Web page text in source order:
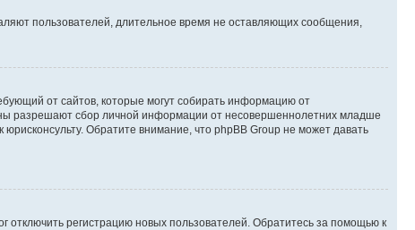
пользователей, длительное время не оставляющих сообщения,
от сайтов, которые могут собирать информацию от
разрешают сбор личной информации от несовершеннолетних младше
Обратите внимание, что phpBB Group не может давать
регистрацию новых пользователей. Обратитесь за помощью к